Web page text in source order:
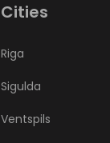
Cities
Riga
Sigulda
Ventspils